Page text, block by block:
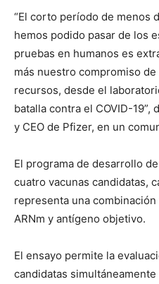
“El corto período de menos
hemos podido pasar de los
pruebas en humanos es
más nuestro compromiso
recursos, desde el
batalla contra el COVID-
y CEO de Pfizer, en un
El programa de desarrollo
cuatro vacunas candidatas,
representa una
ARNm y antígeno objetivo.
El ensayo permite la
candidatas